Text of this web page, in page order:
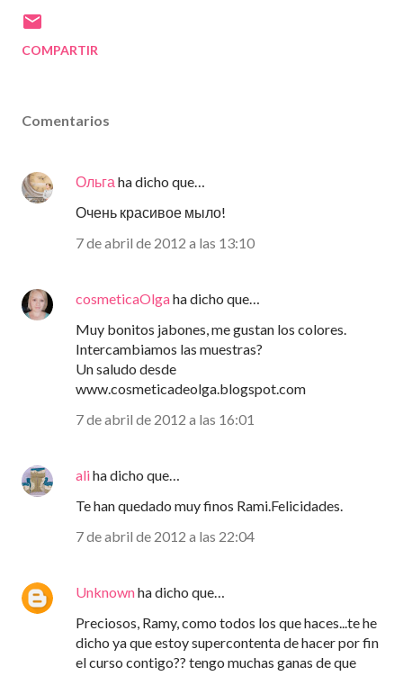
COMPARTIR
Comentarios
Ольга ha dicho que…
Очень красивое мыло!
7 de abril de 2012 a las 13:10
cosmeticaOlgaha dicho que…
Muy bonitos jabones, me gustan los colores.
Intercambiamos las muestras?
Un saludo desde
www.cosmeticadeolga.blogspot.com
7 de abril de 2012 a las 16:01
aliha dicho que…
Te han quedado muy finos Rami.Felicidades.
7 de abril de 2012 a las 22:04
Unknownha dicho que…
Preciosos, Ramy, como todos los que haces...te he
dicho ya que estoy supercontenta de hacer por fin
el curso contigo?? tengo muchas ganas de que